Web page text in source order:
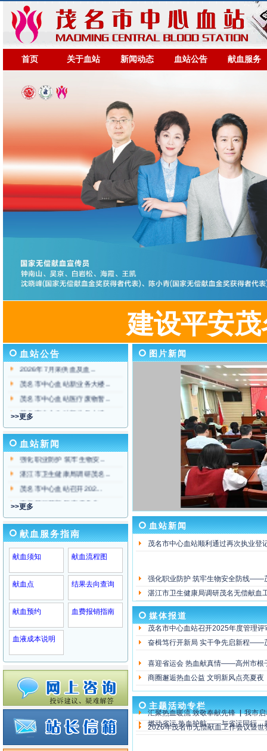
首页 关于血站 新闻动态 血站公告 献血服务
建设平安
大力弘扬宪法精
血站
大爱、
血站公告
茂名市中心血站家具采购项...
2026年7月采供血及血...
茂名市中心血站新业务大楼...
茂名市中心血站医疗废物暂...
茂名市中心血站新业务大楼...
>>更多
血站新闻
茂名市中心血站顺利通过再...
强化职业防护 筑牢生物安...
湛江市卫生健康局调研茂名...
茂名市中心血站召开202...
奋楫笃行开新局 实干争先...
>>更多
献血服务指南
献血须知 献血流程图
献血点 结果去向查询
献血预约 血费报销指南
血液成本说明
图片新闻
血站新闻
茂名市中心血站顺利通过再次执业登
强化职业防护 筑牢生物安全防线——
湛江市卫生健康局调研茂名无偿献血
茂名市中心血站召开2025年度管理评
奋楫笃行开新局 实干争先启新程——
媒体报道
喜迎省运会 热血献真情——高州市根
商圈邂逅热血公益 文明新风点亮夏
汇聚热血暖流 致敬奉献先锋 ▏我市
2026年茂名市无偿献血工作会议暨
主题活动专栏
燃动省运 热血护航——与省运同行，